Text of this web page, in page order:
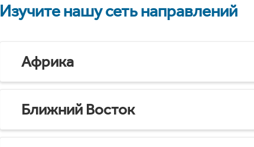
Изучите нашу сеть направлений
Африка
Ближний Восток